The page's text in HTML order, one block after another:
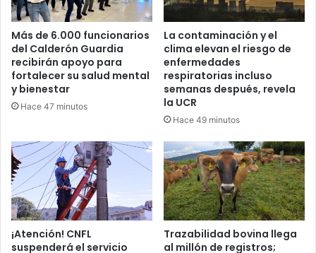
Más de 6.000 funcionarios
del Calderón Guardia
recibirán apoyo para
fortalecer su salud mental
y bienestar
Hace 47 minutos
La contaminación y el
clima elevan el riesgo de
enfermedades
respiratorias incluso
semanas después, revela
la UCR
Hace 49 minutos
¡Atención! CNFL
suspenderá el servicio
Trazabilidad bovina llega
al millón de registros;